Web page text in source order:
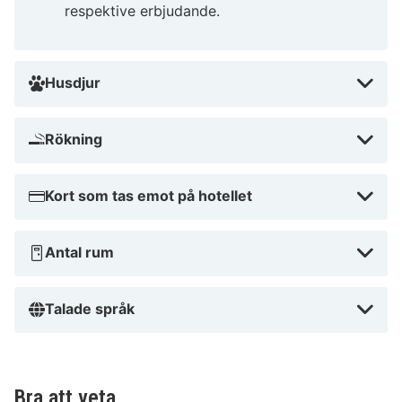
respektive erbjudande.
Husdjur
Rökning
Kort som tas emot på hotellet
Antal rum
Talade språk